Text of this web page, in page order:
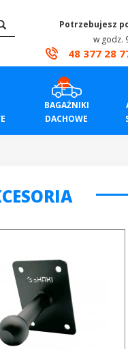
Potrzebujesz
w godz.
48 377 28
BAGAŻNIKI
DACHOWE